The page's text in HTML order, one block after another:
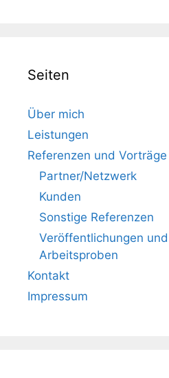
Seiten
Über mich
Leistungen
Referenzen und Vorträge
Partner/Netzwerk
Kunden
Sonstige Referenzen
Veröffentlichungen
Arbeitsproben
Kontakt
Impressum